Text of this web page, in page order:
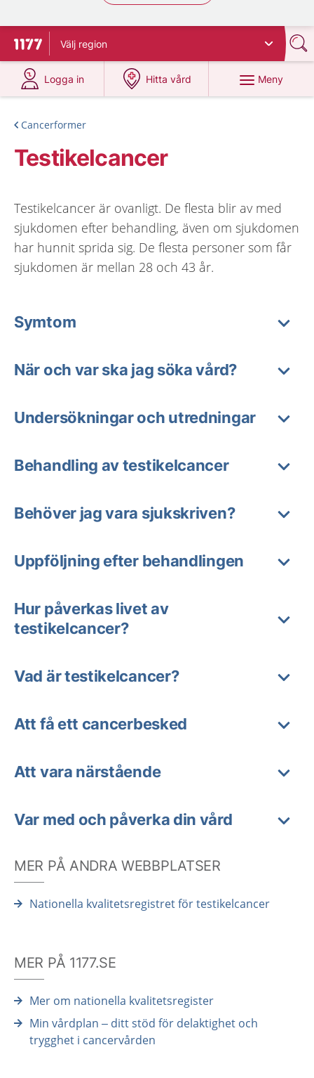
Till startsidan för 1177
Välj region
Logga in
på 1177.se
Hitta vård
på 1177.se
Meny
Cancerformer
Testikelcancer
Testikelcancer är ovanligt. De flesta blir av med
sjukdomen efter behandling, även om sjukdomen
har hunnit sprida sig. De flesta personer som får
sjukdomen är mellan 28 och 43 år.
Symtom
När och var ska jag söka vård?
Undersökningar och utredningar
Behandling av testikelcancer
Behöver jag vara sjukskriven?
Uppföljning efter behandlingen
Hur påverkas livet av
testikelcancer?
Vad är testikelcancer?
Att få ett cancerbesked
Att vara närstående
Var med och påverka din vård
MER PÅ ANDRA WEBBPLATSER
Nationella kvalitetsregistret för testikelcancer
MER PÅ 1177.SE
Mer om nationella kvalitetsregister
Min vårdplan – ditt stöd för delaktighet och
trygghet i cancervården